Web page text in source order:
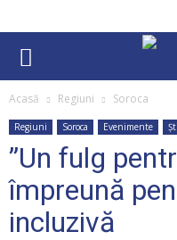
Acasă Regiuni Soroca
Regiuni Soroca Evenimente
”Un fulg
împreună
incluzivă